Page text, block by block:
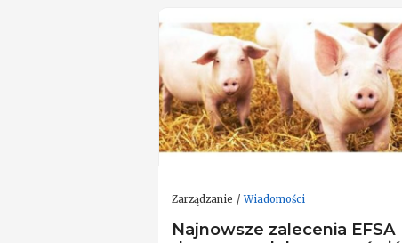
Zarządzanie Wiadomości
Najnowsze zalecenia EFSA